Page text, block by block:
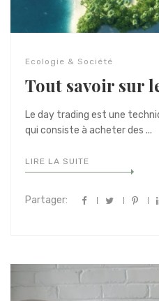
Ecologie & Société
Tout savoir sur
Le day trading est une
qui consiste à acheter des ...
LIRE LA SUITE
Partager: